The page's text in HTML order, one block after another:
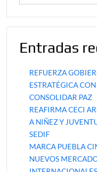
Entradas
REFUERZA
ESTRATÉGICA
CONSOLIDAR PAZ
REAFIRMA CECI
A NIÑEZ Y
SEDIF
MARCA PUEBLA
NUEVOS